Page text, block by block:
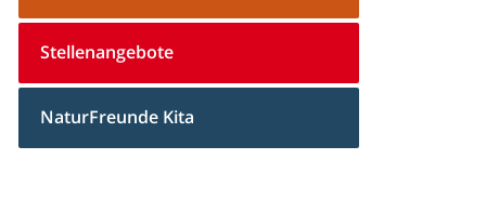
Stellenangebote
NaturFreunde Kita